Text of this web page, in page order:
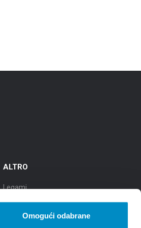
Omogući odabrane
ALTRO
Legami